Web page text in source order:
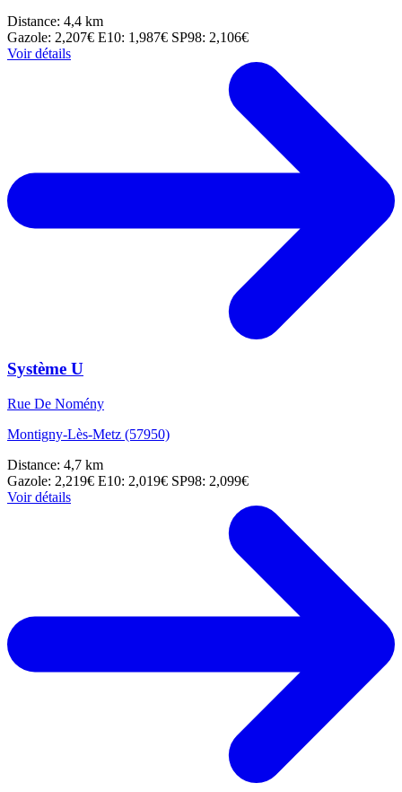
Distance: 4,4 km
Gazole: 2,207€ E10: 1,987€ SP98: 2,106€
Voir détails
Système U
Rue De Nomény
Montigny-Lès-Metz (57950)
Distance: 4,7 km
Gazole: 2,219€ E10: 2,019€ SP98: 2,099€
Voir détails